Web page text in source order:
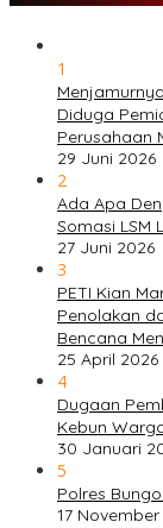
1
Diduga
Perusahaan
29 Juni 2026
2
Ada Apa
Somasi LSM
27 Juni 2026
3
PETI Kian
Penolakan
Bencana
25 April 2026
4
Dugaan
Kebun
30 Januari
5
Polres
17